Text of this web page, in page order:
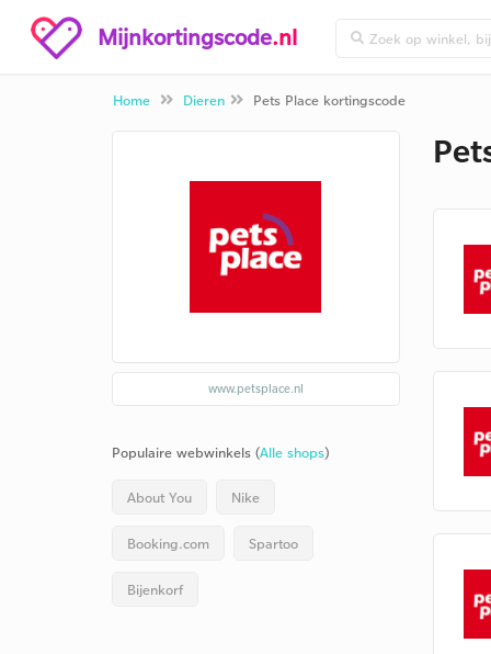
Mijnkortingscode.nl
Home Dieren Pets Place kortingscode
www.petsplace.nl
Populaire webwinkels (Alle shops)
About You Nike
Booking.com Spartoo
Bijenkorf